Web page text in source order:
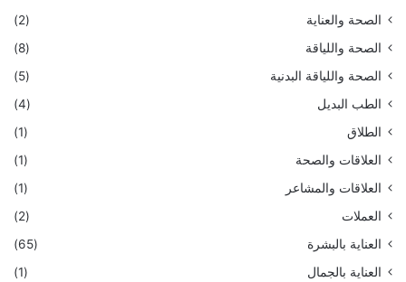
الصحة والعناية
(2)
الصحة واللياقة
(8)
الصحة واللياقة البدنية
(5)
الطب البديل
(4)
الطلاق
(1)
العلاقات والصحة
(1)
العلاقات والمشاعر
(1)
العملات
(2)
العناية بالبشرة
(65)
العناية بالجمال
(1)